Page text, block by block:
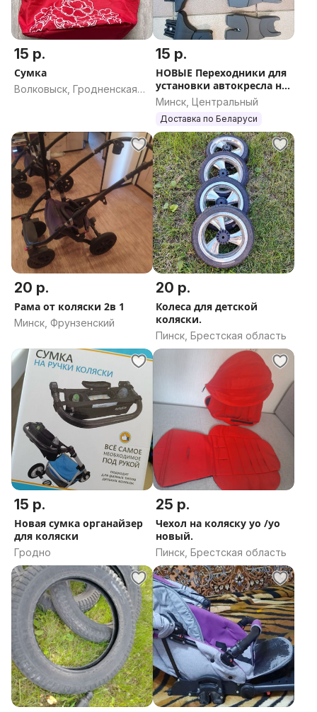
15 р.
Сумка
Волковыск, Гродненская
15 р.
НОВЫЕ Переходники для
установки автокресла на
раму
Минск, Центральный
Доставка по Беларуси
20 р.
Рама от коляски 2в 1
Минск, Фрунзенский
20 р.
Колеса для детской
коляски.
Пинск, Брестская область
15 р.
Новая сумка органайзер
для коляски
Гродно
25 р.
Чехол на коляску уо /уо
новый.
Пинск, Брестская область